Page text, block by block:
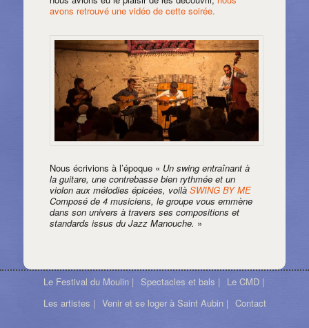
avons retrouvé une vidéo de cette soirée.
Nous écrivions à l’époque « Un swing entraînant à
la guitare, une contrebasse bien rythmée et un
violon aux mélodies épicées, voilàSWING BY ME
Composé de 4 musiciens, le groupe vous emmène
dans son univers à travers ses compositions et
standards issus du Jazz Manouche. »
Le Festival du Moulin | Spectacles et bals |
Le CMD |
Les artistes | Venir et se loger à Saint Aubin | Contact